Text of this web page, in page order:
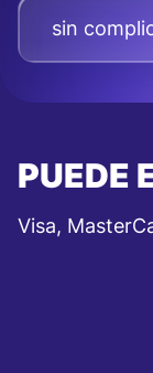
sin
PUEDE
Visa,